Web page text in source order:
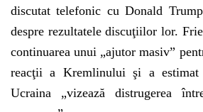
discutat telefonic cu Donald
despre rezultatele discuţiilor lor.
continuarea unui „ajutor masiv”
reacţii a Kremlinului şi a
Ucraina „vizează distrugerea